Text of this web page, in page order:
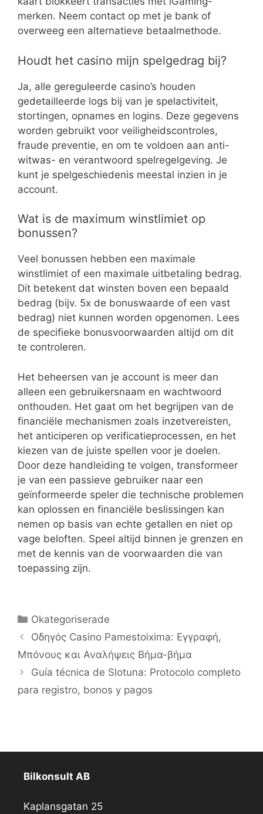
merken. Neem contact op met je bank of
overweeg een alternatieve betaalmethode.
Houdt het casino mijn spelgedrag bij?
Ja, alle gereguleerde casino’s houden
gedetailleerde logs bij van je spelactiviteit,
stortingen, opnames en logins. Deze gegevens
worden gebruikt voor veiligheidscontroles,
fraude preventie, en om te voldoen aan anti-
witwas- en verantwoord spelregelgeving. Je
kunt je spelgeschiedenis meestal inzien in je
account.
Wat is de maximum winstlimiet op
bonussen?
Veel bonussen hebben een maximale
winstlimiet of een maximale uitbetaling bedrag.
Dit betekent dat winsten boven een bepaald
bedrag (bijv. 5x de bonuswaarde of een vast
bedrag) niet kunnen worden opgenomen. Lees
de specifieke bonusvoorwaarden altijd om dit
te controleren.
Het beheersen van je account is meer dan
alleen een gebruikersnaam en wachtwoord
onthouden. Het gaat om het begrijpen van de
financiële mechanismen zoals inzetvereisten,
het anticiperen op verificatieprocessen, en het
kiezen van de juiste spellen voor je doelen.
Door deze handleiding te volgen, transformeer
je van een passieve gebruiker naar een
geïnformeerde speler die technische problemen
kan oplossen en financiële beslissingen kan
nemen op basis van echte getallen en niet op
vage beloften. Speel altijd binnen je grenzen en
met de kennis van de voorwaarden die van
toepassing zijn.
Kategorier
Okategoriserade
Οδηγός Casino Pamestoixima: Εγγραφή,
Μπόνους και Αναλήψεις Βήμα-βήμα
Guía técnica de Slotuna: Protocolo completo
para registro, bonos y pagos
Bilkonsult AB
Kaplansgatan 25